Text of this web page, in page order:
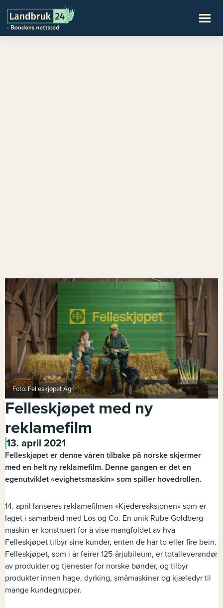
Foto: Felleskjøpet Agri
Felleskjøpet med ny
reklamefilm
13. april 2021
Felleskjøpet er denne våren tilbake på norske skjermer
med en helt ny reklamefilm. Denne gangen er det en
egenutviklet «evighetsmaskin» som spiller hovedrollen.
14. april lanseres reklamefilmen «Kjedereaksjonen» som er
laget i samarbeid med Los og Co. En unik Rube Goldberg-
maskin er konstruert for å vise mangfoldet av hva
Felleskjøpet tilbyr sine kunder, enten de har to eller fire bein.
Felleskjøpet, som i år feirer 125-årjubileum, er totalleverandør
av produkter og tjenester for norske bønder, og tilbyr
produkter innen hage, dyrking, småmaskiner og kjæledyr til
mange kundegrupper.